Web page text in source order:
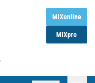
MIXonline
MIXpro